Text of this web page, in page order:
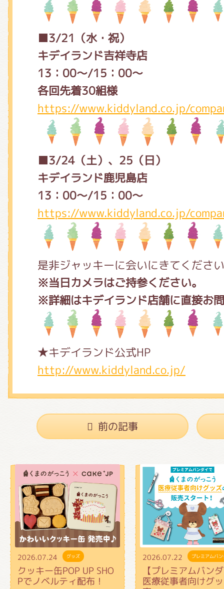
■3/21（水・祝）
キデイランド吉祥寺店
13：00～/15：00～
各回先着30組様
https://www.kiddyland.co.jp/
■3/24（土）、25（日）
キデイランド鹿児島店
13：00～/15：00～
https://www.kiddyland.co.jp/
是非ジャッキーに会いにきてくださ
※当日カメラはご持参ください。
※詳細はキデイランド店舗に直接お
★キデイランド公式HP
http://www.kiddyland.co.jp/
前の記事
2026.07.24 グッズ
クッキー缶POP UP SHO
Pでノベルティ配布！
2026.07.22 プレミアムバ
【プレミアムバン
医療従事者向けグ